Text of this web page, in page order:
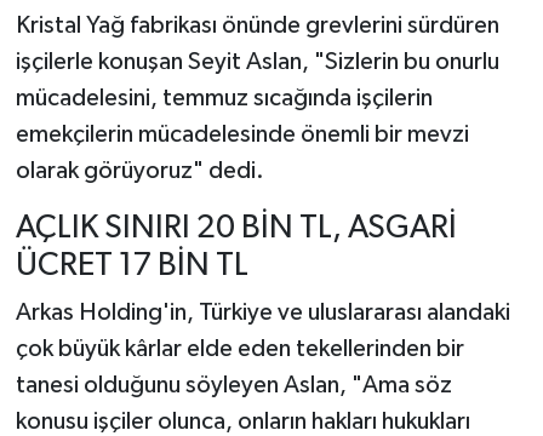
Kristal Yağ fabrikası önünde grevlerini sürdüren
işçilerle konuşan Seyit Aslan, "Sizlerin bu onurlu
mücadelesini, temmuz sıcağında işçilerin
emekçilerin mücadelesinde önemli bir mevzi
olarak görüyoruz" dedi.
AÇLIK SINIRI 20 BİN TL, ASGARİ
ÜCRET 17 BİN TL
Arkas Holding'in, Türkiye ve uluslararası alandaki
çok büyük kârlar elde eden tekellerinden bir
tanesi olduğunu söyleyen Aslan, "Ama söz
konusu işçiler olunca, onların hakları hukukları